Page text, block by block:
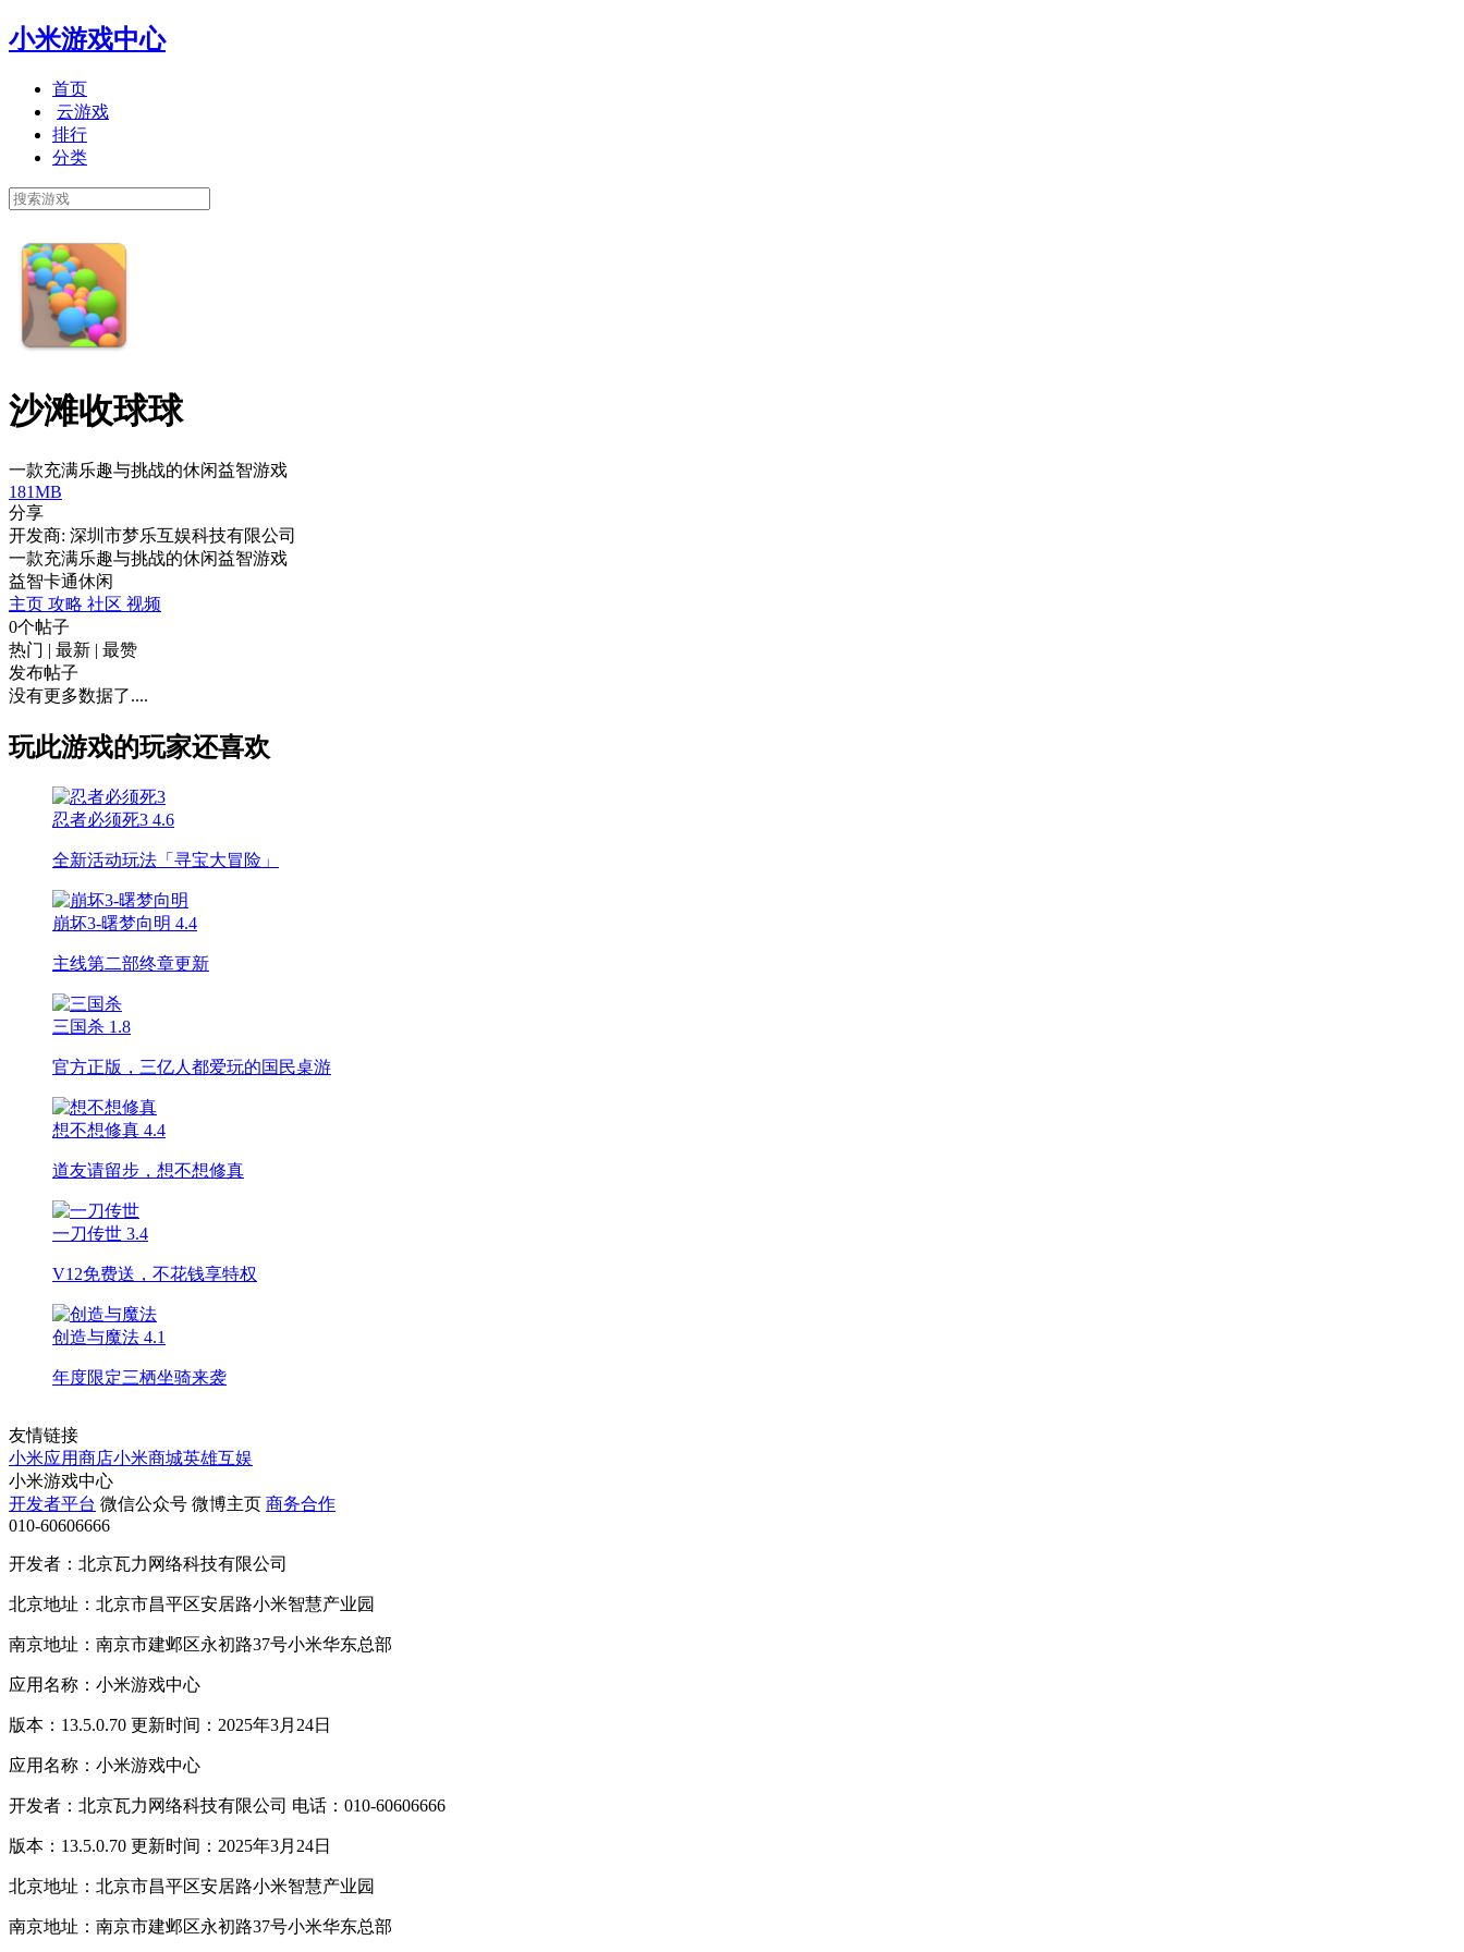
小米游戏中心
首页
云游戏
排行
分类
沙滩收球球
一款充满乐趣与挑战的休闲益智游戏
181MB
分享
开发商: 深圳市梦乐互娱科技有限公司
一款充满乐趣与挑战的休闲益智游戏
益智卡通休闲
主页 攻略 社区 视频
0个帖子
热门 | 最新 | 最赞
发布帖子
没有更多数据了....
玩此游戏的玩家还喜欢
忍者必须死3 4.6
全新活动玩法「寻宝大冒险」
崩坏3-曙梦向明 4.4
主线第二部终章更新
三国杀 1.8
官方正版，三亿人都爱玩的国民桌游
想不想修真 4.4
道友请留步，想不想修真
一刀传世 3.4
V12免费送，不花钱享特权
创造与魔法 4.1
年度限定三栖坐骑来袭
友情链接
小米应用商店小米商城英雄互娱
小米游戏中心
开发者平台 微信公众号 微博主页 商务合作
010-60606666
开发者：北京瓦力网络科技有限公司
北京地址：北京市昌平区安居路小米智慧产业园
南京地址：南京市建邺区永初路37号小米华东总部
应用名称：小米游戏中心
版本：13.5.0.70 更新时间：2025年3月24日
应用名称：小米游戏中心
开发者：北京瓦力网络科技有限公司 电话：010-60606666
版本：13.5.0.70 更新时间：2025年3月24日
北京地址：北京市昌平区安居路小米智慧产业园
南京地址：南京市建邺区永初路37号小米华东总部